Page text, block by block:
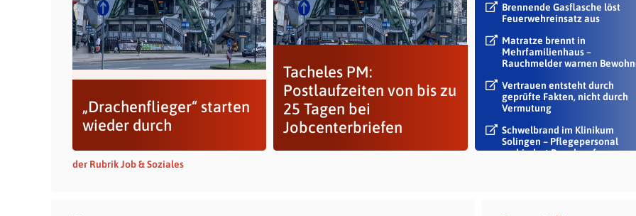
„Drachenflieger“ starten
wieder durch
Tacheles PM:
Postlaufzeiten von bis zu
25 Tagen bei
Jobcenterbriefen
Brennende Gasflasche löst
Feuerwehreinsatz aus
Matratze brennt in
Mehrfamilienhaus –
Rauchmelder warnen
Vertrauen entsteht durch
geprüfte Fakten, nicht durch
Vermutung
Schwelbrand im Klinikum
Solingen – Pflegepersonal
verhindert Rauch auf...
der Rubrik Job & Soziales